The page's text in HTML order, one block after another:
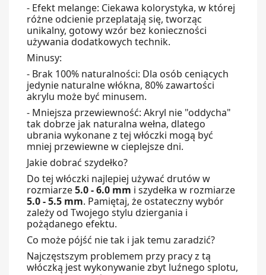
- Efekt melange: Ciekawa kolorystyka, w której
różne odcienie przeplatają się, tworząc
unikalny, gotowy wzór bez konieczności
używania dodatkowych technik.
Minusy:
- Brak 100% naturalności: Dla osób ceniących
jedynie naturalne włókna, 80% zawartości
akrylu może być minusem.
- Mniejsza przewiewność: Akryl nie "oddycha"
tak dobrze jak naturalna wełna, dlatego
ubrania wykonane z tej włóczki mogą być
mniej przewiewne w cieplejsze dni.
Jakie dobrać szydełko?
Do tej włóczki najlepiej używać drutów w
rozmiarze5.0 - 6.0 mm i szydełka w rozmiarze
5.0 - 5.5 mm. Pamiętaj, że ostateczny wybór
zależy od Twojego stylu dziergania i
pożądanego efektu.
Co może pójść nie tak i jak temu zaradzić?
Najczęstszym problemem przy pracy z tą
włóczką jestwykonywanie zbyt luźnego splotu,